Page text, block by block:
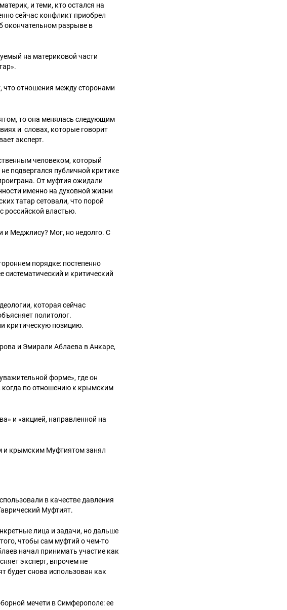
и теми, кто остался на
сейчас конфликт приобрел
окончательном разрыве в
на материковой части
отношения между сторонами
то она менялась следующим
и словах, которые говорит
эксперт.
человеком, который
подвергался публичной критике
От муфтия ожидали
именно на духовной жизни
татар сетовали, что порой
российской властью.
и Меджлису? Мог, но недолго. С
порядке: постепенно
и критический
которая сейчас
политолог.
критическую позицию.
и Эмирали Аблаева в Анкаре,
форме», где он
когда по отношению к крымским
и «акцией, направленной на
и крымским Муфтиятом занял
в качестве давления
Муфтият.
лица и задачи, но дальше
чтобы сам муфтий о чем-то
начал принимать участие как
эксперт, впрочем не
будет снова использован как
мечети в Симферополе: ее